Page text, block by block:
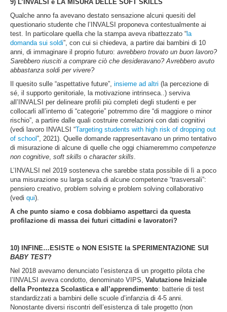
9) L’INVALSI e LA MISURA DELLE SOFT SKILLS
Qualche anno fa avevano destato sensazione alcuni quesiti del
questionario studente che l’INVALSI proponeva contestualmente ai
test. In particolare quella che la stampa aveva ribattezzato “ la
domanda sui soldi”, con cui si chiedeva, a partire dai bambini di 10
anni, di immaginare il proprio futuro: avrebbero trovato un buon lavoro?
Sarebbero riusciti a comprare ciò che desideravano? Avrebbero avuto
abbastanza soldi per vivere?
Il quesito sulle “aspettative future”, insieme ad altri (la percezione di
sé, il supporto genitoriale, la motivazione intrinseca..) serviva
all’INVALSI per delineare profili più completi degli studenti e per
collocarli all’interno di “categorie” potremmo dire “di maggiore o minor
rischio”, a partire dalle quali costruire correlazioni con dati cognitivi
(vedi lavoro INVALSI “Targeting students with high risk of dropping out
of school ”, 2021). Quelle domande rappresentavano un primo tentativo
di misurazione di alcune di quelle che oggi chiameremmo competenze
non cognitive, soft skills o character skills.
L’INVALSI nel 2019 sosteneva che sarebbe stata possibile di lì a poco
una misurazione su larga scala di alcune competenze “trasversali”:
pensiero creativo, problem solving e problem solving collaborativo
(vedi qui).
A che punto siamo e cosa dobbiamo aspettarci da questa
profilazione di massa dei futuri cittadini e lavoratori?
10) INFINE…ESISTE o NON ESISTE la SPERIMENTAZIONE SUI
BABY TEST?
Nel 2018 avevamo denunciato l’esistenza di un progetto pilota che
l’INVALSI aveva condotto, denominato VIPS, Valutazione Iniziale
della Prontezza Scolastica e all’apprendimento: batterie di test
standardizzati a bambini delle scuole d’infanzia di 4-5 anni.
Nonostante diversi riscontri dell’esistenza di tale progetto (non